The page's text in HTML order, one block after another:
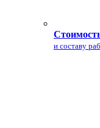
и составу